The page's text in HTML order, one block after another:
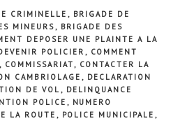
CRIMINELLE , BRIGADE DE
MINEURS, BRIGADE DES
DEPOSER UNE PLAINTE A LA
POLICIER , COMMENT
, COMMISSARIAT, CONTACTER LA
CAMBRIOLAGE , DECLARATION
DE VOL , DELINQUANCE
POLICE , NUMERO
LA ROUTE , POLICE MUNICIPALE ,